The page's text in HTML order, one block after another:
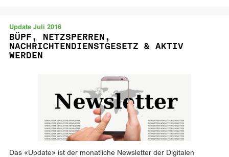
Update Juli 2016
BÜPF, NETZSPERREN,
NACHRICHTENDIENSTGESETZ & AKTIV
WERDEN
Das «Update» ist der monatliche Newsletter der Digitalen